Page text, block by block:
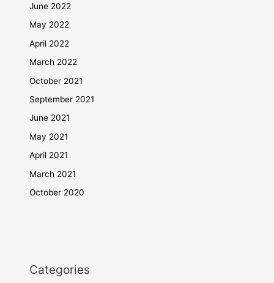
June 2022
May 2022
April 2022
March 2022
October 2021
September 2021
June 2021
May 2021
April 2021
March 2021
October 2020
Categories